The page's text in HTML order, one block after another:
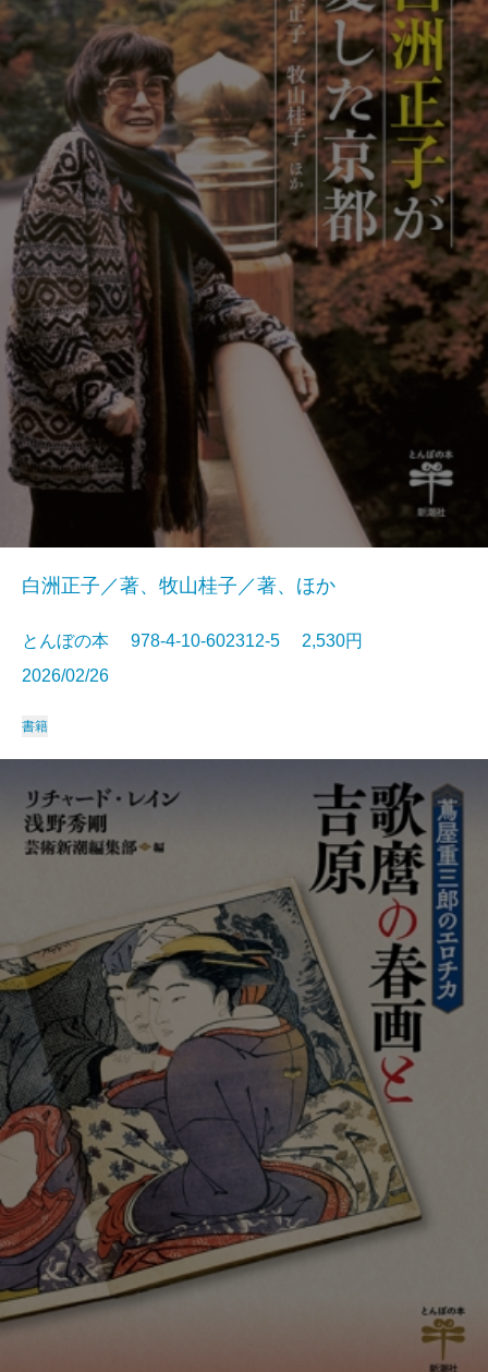
白洲正子／著、牧山桂子／著、ほか
とんぼの本 978-4-10-602312-5 2,530円
2026/02/26
書籍